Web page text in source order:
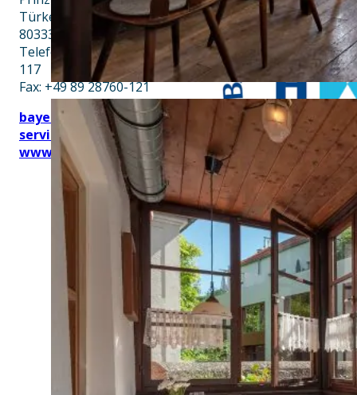
Türkenstraße 7
80333 München
Telefon: +49 89 28760-
117
Fax: +49 89 28760-121
bayerischekueche@btg-
service.de
www.btg-service.de